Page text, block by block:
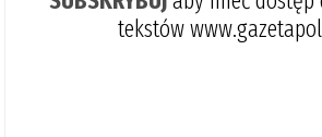
tekstów